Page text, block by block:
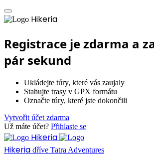
Hikeria
Registrace je zdarma a
pár sekund
Ukládejte túry, které vás zaujaly
Stahujte trasy v GPX formátu
Označte túry, které jste dokončili
Vytvořit účet zdarma
Už máte účet? Přihlaste se
Hikeria
Hikeria dříve Tatra Adventures